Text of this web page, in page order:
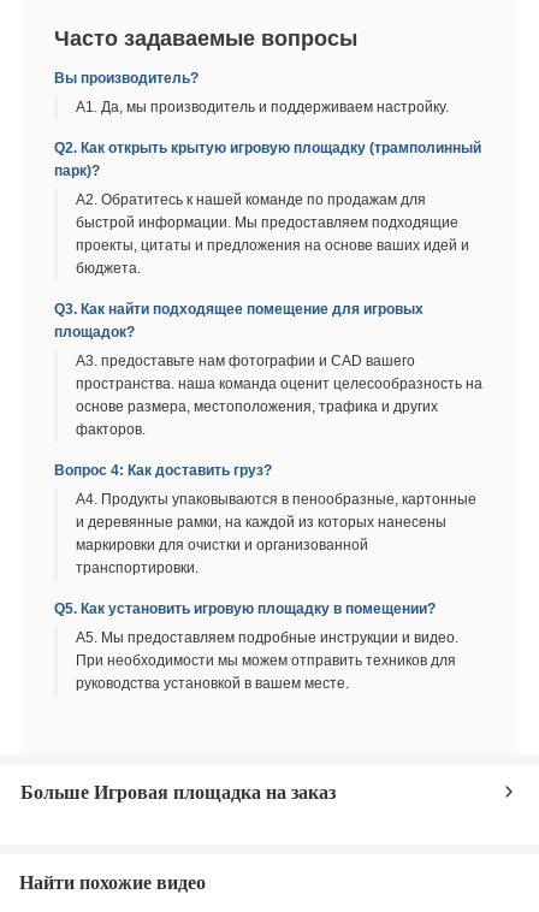
Часто задаваемые вопросы
Вы производитель?
A1. Да, мы производитель и поддерживаем настройку.
Q2. Как открыть крытую игровую площадку (трамполинный
парк)?
A2. Обратитесь к нашей команде по продажам для
быстрой информации. Мы предоставляем подходящие
проекты, цитаты и предложения на основе ваших идей и
бюджета.
Q3. Как найти подходящее помещение для игровых
площадок?
A3. предоставьте нам фотографии и CAD вашего
пространства. наша команда оценит целесообразность на
основе размера, местоположения, трафика и других
факторов.
Вопрос 4: Как доставить груз?
А4. Продукты упаковываются в пенообразные, картонные
и деревянные рамки, на каждой из которых нанесены
маркировки для очистки и организованной
транспортировки.
Q5. Как установить игровую площадку в помещении?
A5. Мы предоставляем подробные инструкции и видео.
При необходимости мы можем отправить техников для
руководства установкой в вашем месте.
Больше Игровая площадка на заказ
Найти похожие видео